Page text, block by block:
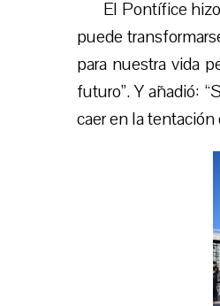
El Pontífice
puede
para nuestra vida
futuro”. Y añadió:
caer en la